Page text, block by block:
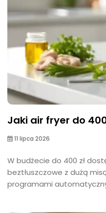
Jaki air fryer do
11 lipca 2026
W budżecie do 400 zł
beztłuszczowe z dużą
programami